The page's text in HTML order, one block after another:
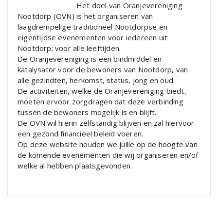
Het doel van Oranjevereniging
Nootdorp (OVN) is het organiseren van
laagdrempelige traditioneel Nootdorpse en
eigentijdse evenementen voor iedereen uit
Nootdorp; voor alle leeftijden.
De Oranjevereniging is een bindmiddel en
katalysator voor de bewoners van Nootdorp, van
alle gezindten, herkomst, status, jong en oud.
De activiteiten, welke de Oranjevereniging biedt,
moeten ervoor zorgdragen dat deze verbinding
tussen de bewoners mogelijk is en blijft.
De OVN wil hierin zelfstandig blijven en zal hiervoor
een gezond financieel beleid voeren.
Op deze website houden we jullie op de hoogte van
de komende evenementen die wij organiseren en/of
welke al hebben plaatsgevonden.